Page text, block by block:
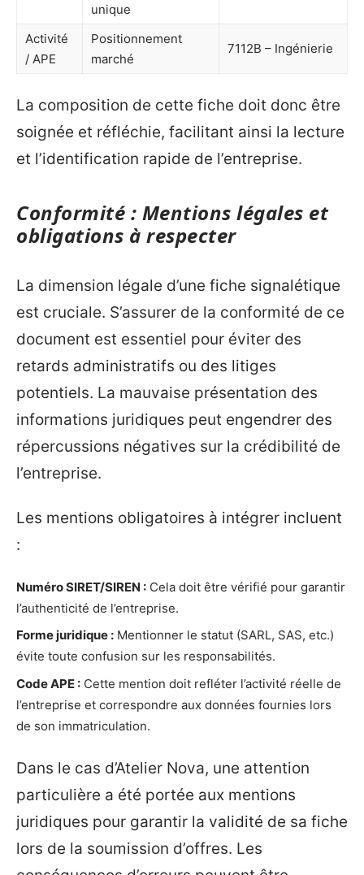
unique
Activité
/ APE
Positionnement
marché
7112B – Ingénierie
La composition de cette fiche doit donc être
soignée et réfléchie, facilitant ainsi la lecture
et l’identification rapide de l’entreprise.
Conformité : Mentions légales et
obligations à respecter
La dimension légale d’une fiche signalétique
est cruciale. S’assurer de la conformité de ce
document est essentiel pour éviter des
retards administratifs ou des litiges
potentiels. La mauvaise présentation des
informations juridiques peut engendrer des
répercussions négatives sur la crédibilité de
l’entreprise.
Les mentions obligatoires à intégrer incluent
:
Numéro SIRET/SIREN : Cela doit être vérifié pour garantir
l’authenticité de l’entreprise.
Forme juridique : Mentionner le statut (SARL, SAS, etc.)
évite toute confusion sur les responsabilités.
Code APE : Cette mention doit refléter l’activité réelle de
l’entreprise et correspondre aux données fournies lors
de son immatriculation.
Dans le cas d’Atelier Nova, une attention
particulière a été portée aux mentions
juridiques pour garantir la validité de sa fiche
lors de la soumission d’offres. Les